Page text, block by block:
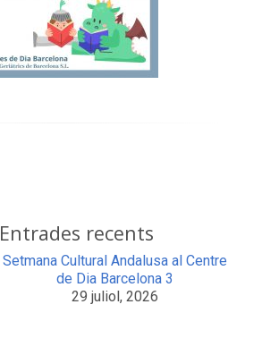
Entrades recents
Setmana Cultural Andalusa al Centre
de Dia Barcelona 3
29 juliol, 2026